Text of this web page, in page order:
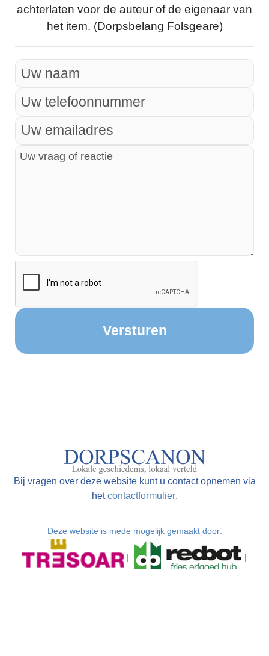
achterlaten voor de auteur of de eigenaar van
het item. (Dorpsbelang Folsgeare)
Bij vragen over deze website kunt u contact opnemen via
hetcontactformulier.
Deze website is mede mogelijk gemaakt door:
| |